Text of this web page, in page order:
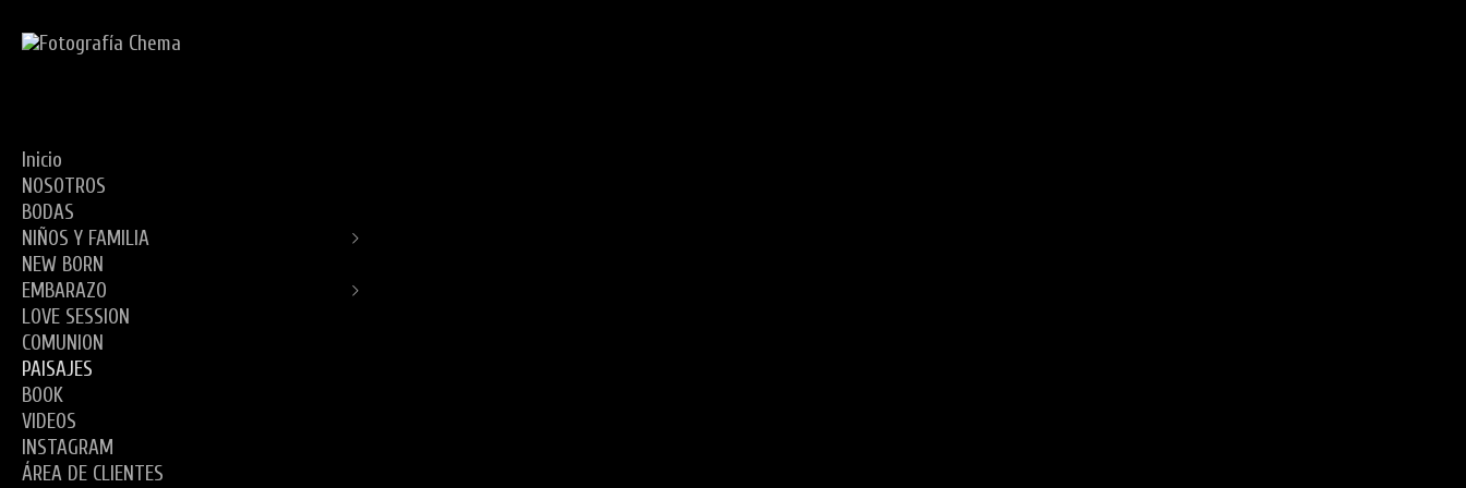
Inicio
NOSOTROS
BODAS
NIÑOS Y FAMILIA
EXTERIOR
ESTUDIO
NEW BORN
EMBARAZO
ESTUDIO
EXTERIOR
LOVE SESSION
COMUNION
PAISAJES
BOOK
VIDEOS
INSTAGRAM
ÁREA DE CLIENTES